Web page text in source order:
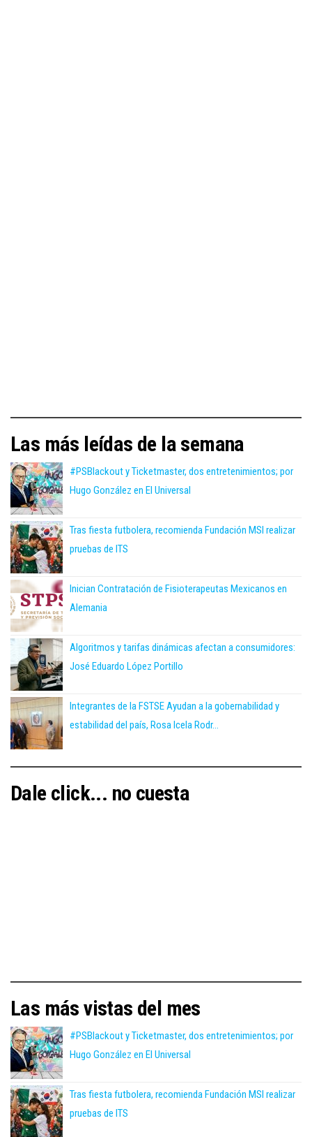
Las más leídas de la semana
#PSBlackout y Ticketmaster, dos entretenimientos; por
Hugo González en El Universal
Tras fiesta futbolera, recomienda Fundación MSI realizar
pruebas de ITS
Inician Contratación de Fisioterapeutas Mexicanos en
Alemania
Algoritmos y tarifas dinámicas afectan a consumidores:
José Eduardo López Portillo
Integrantes de la FSTSE Ayudan a la gobernabilidad y
estabilidad del país, Rosa Icela Rodr...
Dale click... no cuesta
Las más vistas del mes
#PSBlackout y Ticketmaster, dos entretenimientos; por
Hugo González en El Universal
Tras fiesta futbolera, recomienda Fundación MSI realizar
pruebas de ITS